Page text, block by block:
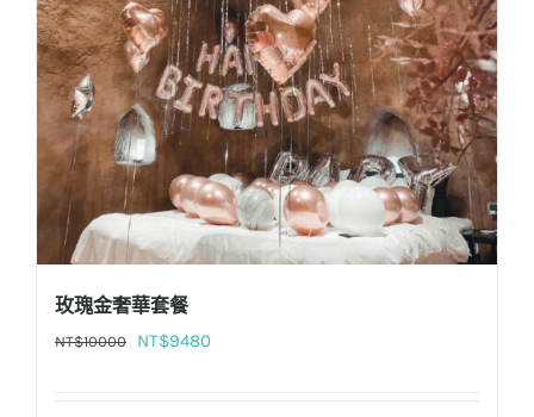
玫瑰金奢華套餐
NT$10000
原
NT$9480